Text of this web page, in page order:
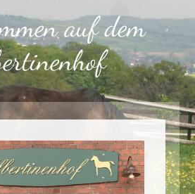
auf dem